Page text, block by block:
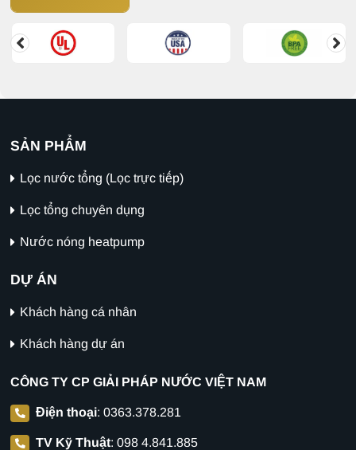
CÔNG TY CP GIẢI PHÁP NƯỚC VIỆT NAM
Điện thoại: 0363.378.281
TV Kỹ Thuật: 098 4.841.885
SẢN PHẨM
Lọc nước tổng (Lọc trực tiếp)
Lọc tổng chuyên dụng
Nước nóng heatpump
DỰ ÁN
Khách hàng cá nhân
Khách hàng dự án